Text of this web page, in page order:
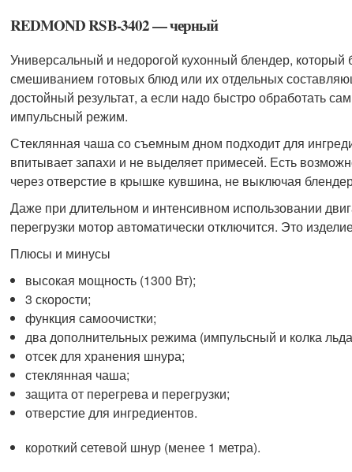
REDMOND RSB-3402 — черный
Универсальный и недорогой кухонный блендер,
смешиванием готовых блюд или их отдельных
достойный результат, а если надо быстро обработать
импульсный режим.
Стеклянная чаша со съемным дном подходит для
впитывает запахи и не выделяет примесей. Есть
через отверстие в крышке кувшина, не выключая
Даже при длительном и интенсивном использовании
перегрузки мотор автоматически отключится. Это
Плюсы и минусы
высокая мощность (1300 Вт);
3 скорости;
функция самоочистки;
два дополнительных режима (импульсный и колка
отсек для хранения шнура;
стеклянная чаша;
защита от перегрева и перегрузки;
отверстие для ингредиентов.
короткий сетевой шнур (менее 1 метра).